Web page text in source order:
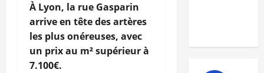
À Lyon, la rue Gasparin
arrive en tête des artères
les plus onéreuses, avec
un prix au m² supérieur à
7.100€.